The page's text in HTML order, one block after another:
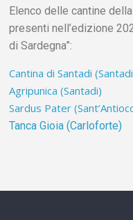
Elenco delle cantine
presenti nell’edizione
di Sardegna”:
Cantina di Santadi
Agripunica (Santadi)
Sardus Pater
Tanca Gioia (Carloforte)